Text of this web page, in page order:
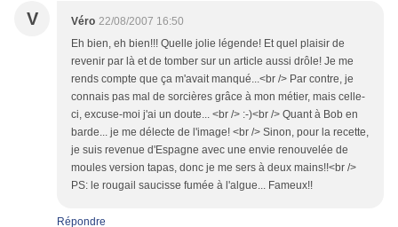
V Véro 22/08/2007 16:50
Eh bien, eh bien!!! Quelle jolie légende! Et quel plaisir de
revenir par là et de tomber sur un article aussi drôle! Je me
rends compte que ça m'avait manqué...<br /> Par contre, je
connais pas mal de sorcières grâce à mon métier, mais celle-
ci, excuse-moi j'ai un doute... <br /> :-)<br /> Quant à Bob en
barde... je me délecte de l'image! <br /> Sinon, pour la recette,
je suis revenue d'Espagne avec une envie renouvelée de
moules version tapas, donc je me sers à deux mains!!<br />
PS: le rougail saucisse fumée à l'algue... Fameux!!
Répondre